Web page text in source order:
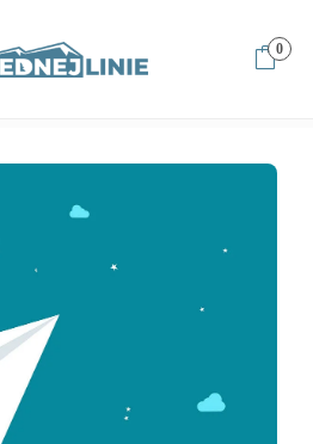
0
Czym się kieruję, gdy w giełdę inwestuje?
dekalog giełdowy